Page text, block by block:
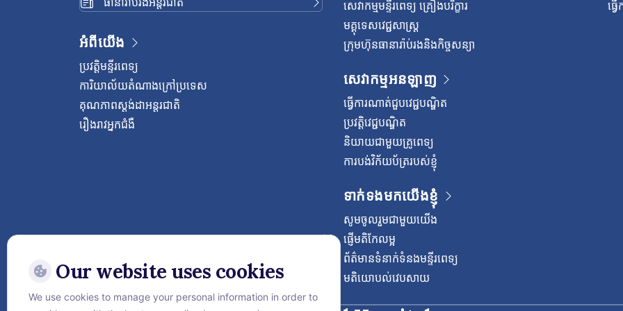
អំពីយើង
ប្រវត្តិមន្ទីរពេទ្យ
ការិយាល័យតំណាងក្រៅប្រទេស
គុណភាពស្តង់ដាអន្តរជាតិ
រឿងរាវអ្នកជំងឺ
សេវាកម្មមន្ទីរពេទ្យ គ្រឿងបរិក្ខារ
មគ្គុទេសវេជ្ជសាស្ត្រ
ក្រុមហ៊ុនធានារ៉ាប់រងនិងកិច្ចសន្យា
សេវាកម្មអនឡាញ
ធ្វើការណាត់ជួបវេជ្ជបណ្ឌិត
ប្រវត្តិវេជ្ជបណ្ឌិត
និយាយជាមួយគ្រូពេទ្យ
ការបង់វិក័យប័ត្ររបស់ខ្ញុំ
ទាក់ទងមកយើងខ្ញុំ
សូមចូលរួមជាមួយយើង
ផ្ញើមតិកែលម្អ
ព័ត៌មានទំនាក់ទំនងមន្ទីរពេទ្យ
មតិយោបល់វេបសាយ
ធ្វ
Our website uses cookies
We use cookies to manage your personal information in order to